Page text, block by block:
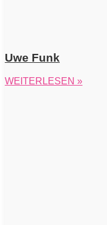
Uwe Funk
WEITERLESEN »